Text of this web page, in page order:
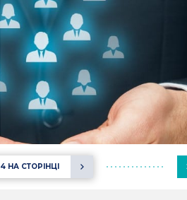
4 НА СТОРІНЦІ